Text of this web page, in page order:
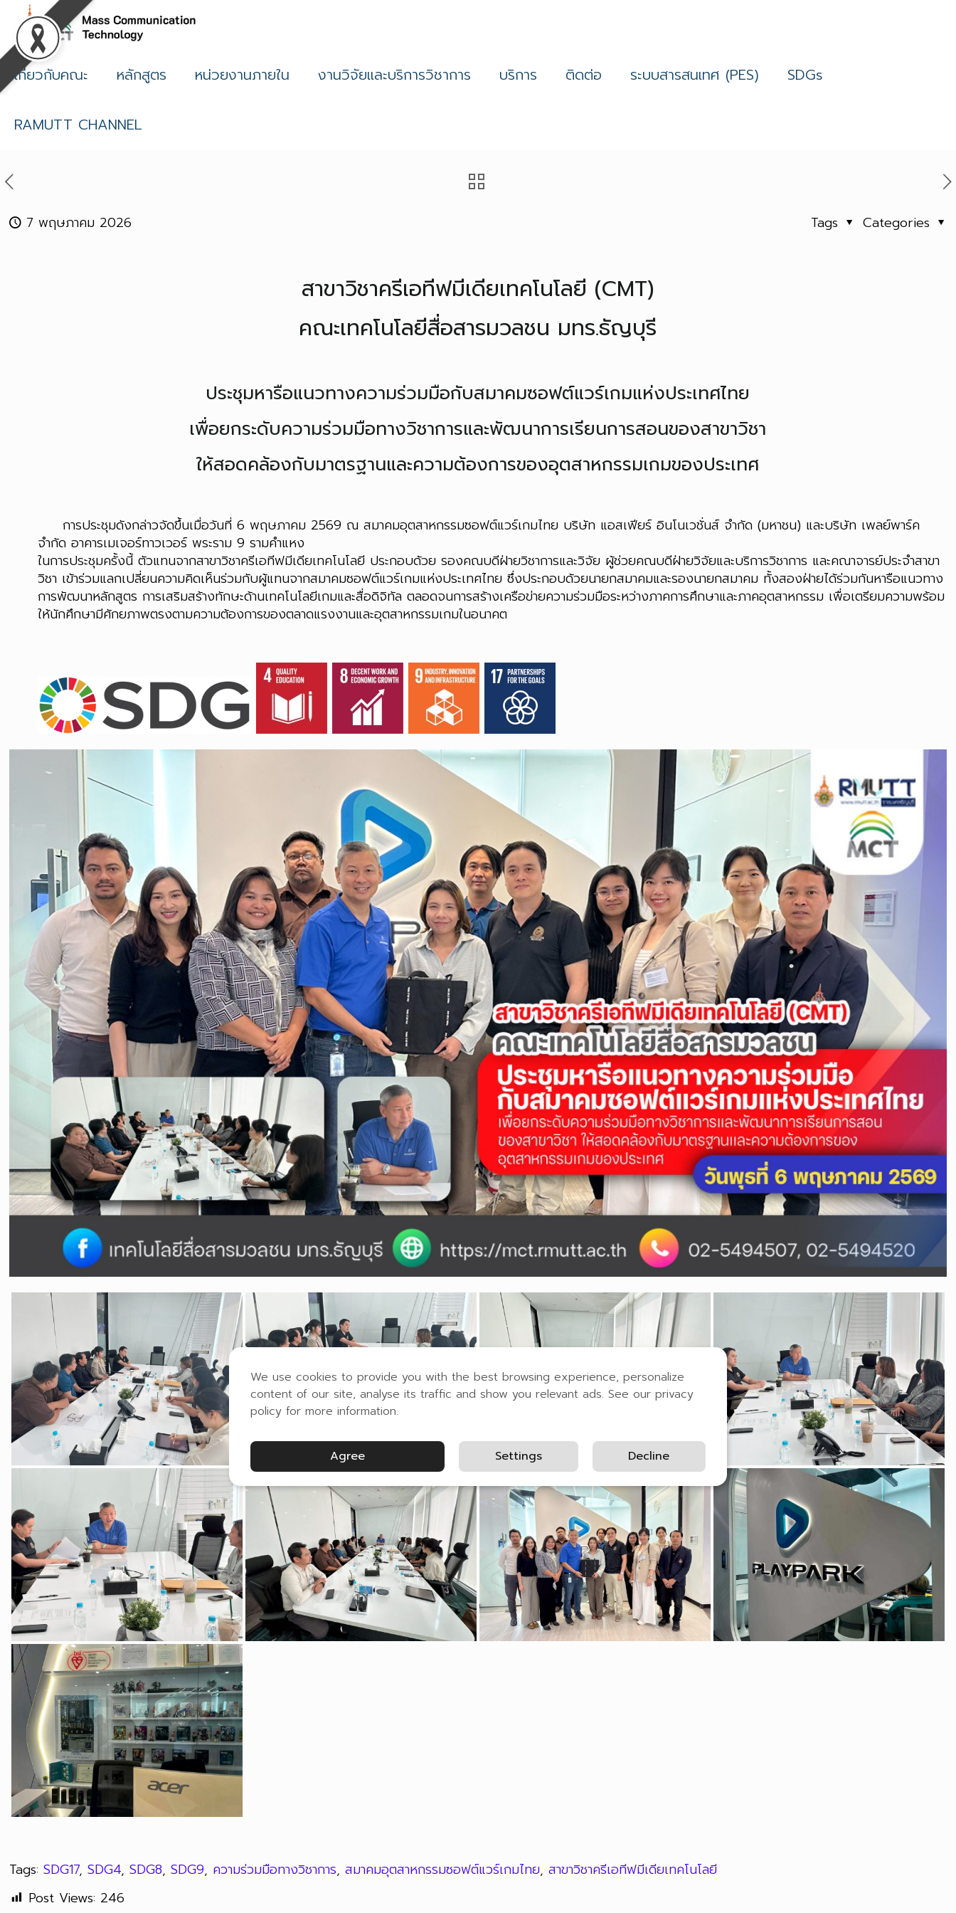
เกี่ยวกับคณะ หลักสูตร หน่วยงานภายใน งานวิจัยและบริการวิชาการ บริการ ติดต่อ ระบบสารสนเทศ (PES) SDGs
RAMUTT CHANNEL
7 พฤษภาคม 2026 Categories
Tags
สาขาวิชาครีเอทีฟมีเดียเทคโนโลยี (CMT)
คณะเทคโนโลยีสื่อสารมวลชน มทร.ธัญบุรี
ประชุมหารือแนวทางความร่วมมือกับสมาคมซอฟต์แวร์เกมแห่งประเทศไทย
เพื่อยกระดับความร่วมมือทางวิชาการและพัฒนาการเรียนการสอนของสาขาวิชา
ให้สอดคล้องกับมาตรฐานและความต้องการของอุตสาหกรรมเกมของประเทศ
การประชุมดังกล่าวจัดขึ้นเมื่อวันที่ 6 พฤษภาคม 2569 ณ สมาคมอุตสาหกรรมซอฟต์แวร์เกมไทย บริษัท แอสเฟียร์ อินโนเวชั่นส์ จำกัด (มหาชน) และบริษัท เพลย์พาร์ค
จำกัด อาคารเมเจอร์ทาวเวอร์ พระราม 9 รามคำแหง
ในการประชุมครั้งนี้ ตัวแทนจากสาขาวิชาครีเอทีฟมีเดียเทคโนโลยี ประกอบด้วย รองคณบดีฝ่ายวิชาการและวิจัย ผู้ช่วยคณบดีฝ่ายวิจัยและบริการวิชาการ และคณาจารย์ประจำสาขา
วิชา เข้าร่วมแลกเปลี่ยนความคิดเห็นร่วมกับผู้แทนจากสมาคมซอฟต์แวร์เกมแห่งประเทศไทย ซึ่งประกอบด้วยนายกสมาคมและรองนายกสมาคม ทั้งสองฝ่ายได้ร่วมกันหารือแนวทาง
การพัฒนาหลักสูตร การเสริมสร้างทักษะด้านเทคโนโลยีเกมและสื่อดิจิทัล ตลอดจนการสร้างเครือข่ายความร่วมมือระหว่างภาคการศึกษาและภาคอุตสาหกรรม เพื่อเตรียมความพร้อม
ให้นักศึกษามีศักยภาพตรงตามความต้องการของตลาดแรงงานและอุตสาหกรรมเกมในอนาคต
Tags:SDG17,SDG4,SDG8,SDG9, ความร่วมมือทางวิชาการ,สมาคมอุตสาหกรรมซอฟต์แวร์เกมไทย,สาขาวิชาครีเอทีฟมีเดียเทคโนโลยี
Post Views: 246
We use cookies to provide you with the best browsing experience, personalize
content of our site, analyse its traffic and show you relevant ads. See our privacy
policy for more information.
Agree Settings Decline